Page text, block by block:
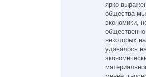
ярко
общества мы
экономики,
некоторых
удавалось